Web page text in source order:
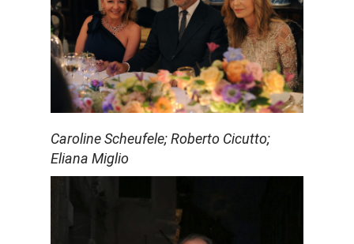
Caroline Scheufele; Roberto Cicutto;
Eliana Miglio